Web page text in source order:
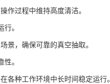
作过程中维持高度清洁。
。
景，确保可靠的真空抽取。
。
种工作环境中长时间稳定运行。